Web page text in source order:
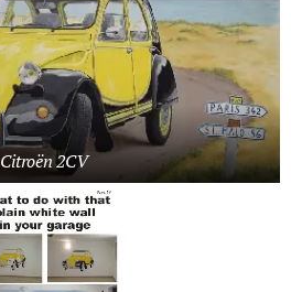
Citroën 2CV